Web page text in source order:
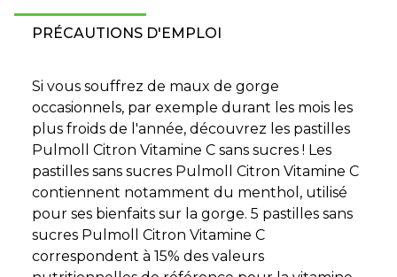
PRÉCAUTIONS D'EMPLOI
Si vous souffrez de maux de gorge
occasionnels, par exemple durant les mois les
plus froids de l'année, découvrez les pastilles
Pulmoll Citron Vitamine C sans sucres ! Les
pastilles sans sucres Pulmoll Citron Vitamine C
contiennent notamment du menthol, utilisé
pour ses bienfaits sur la gorge. 5 pastilles sans
sucres Pulmoll Citron Vitamine C
correspondent à 15% des valeurs